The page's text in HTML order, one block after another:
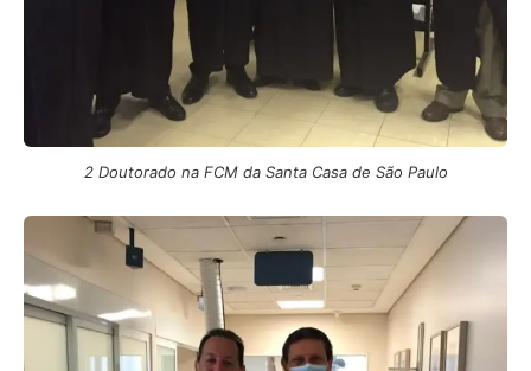
2 Doutorado na FCM da Santa Casa de São Paulo